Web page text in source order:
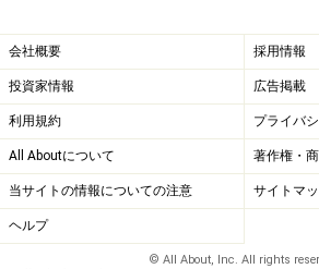
翌年の3月になると半額セールが
ましたね。（50代 専業主婦）
11月に、私としては珍しく一目
買いました。すると、
お正月の
ターが3割引に……
。とても気に
主人も「一目惚れなんてキミは
会社概要 採用情報
投資家情報 広告掲載
利用規約 プライバ
All Aboutについて 著作権・
当サイトの情報についての注意 サイトマ
ヘルプ
© All About, Inc. All rights